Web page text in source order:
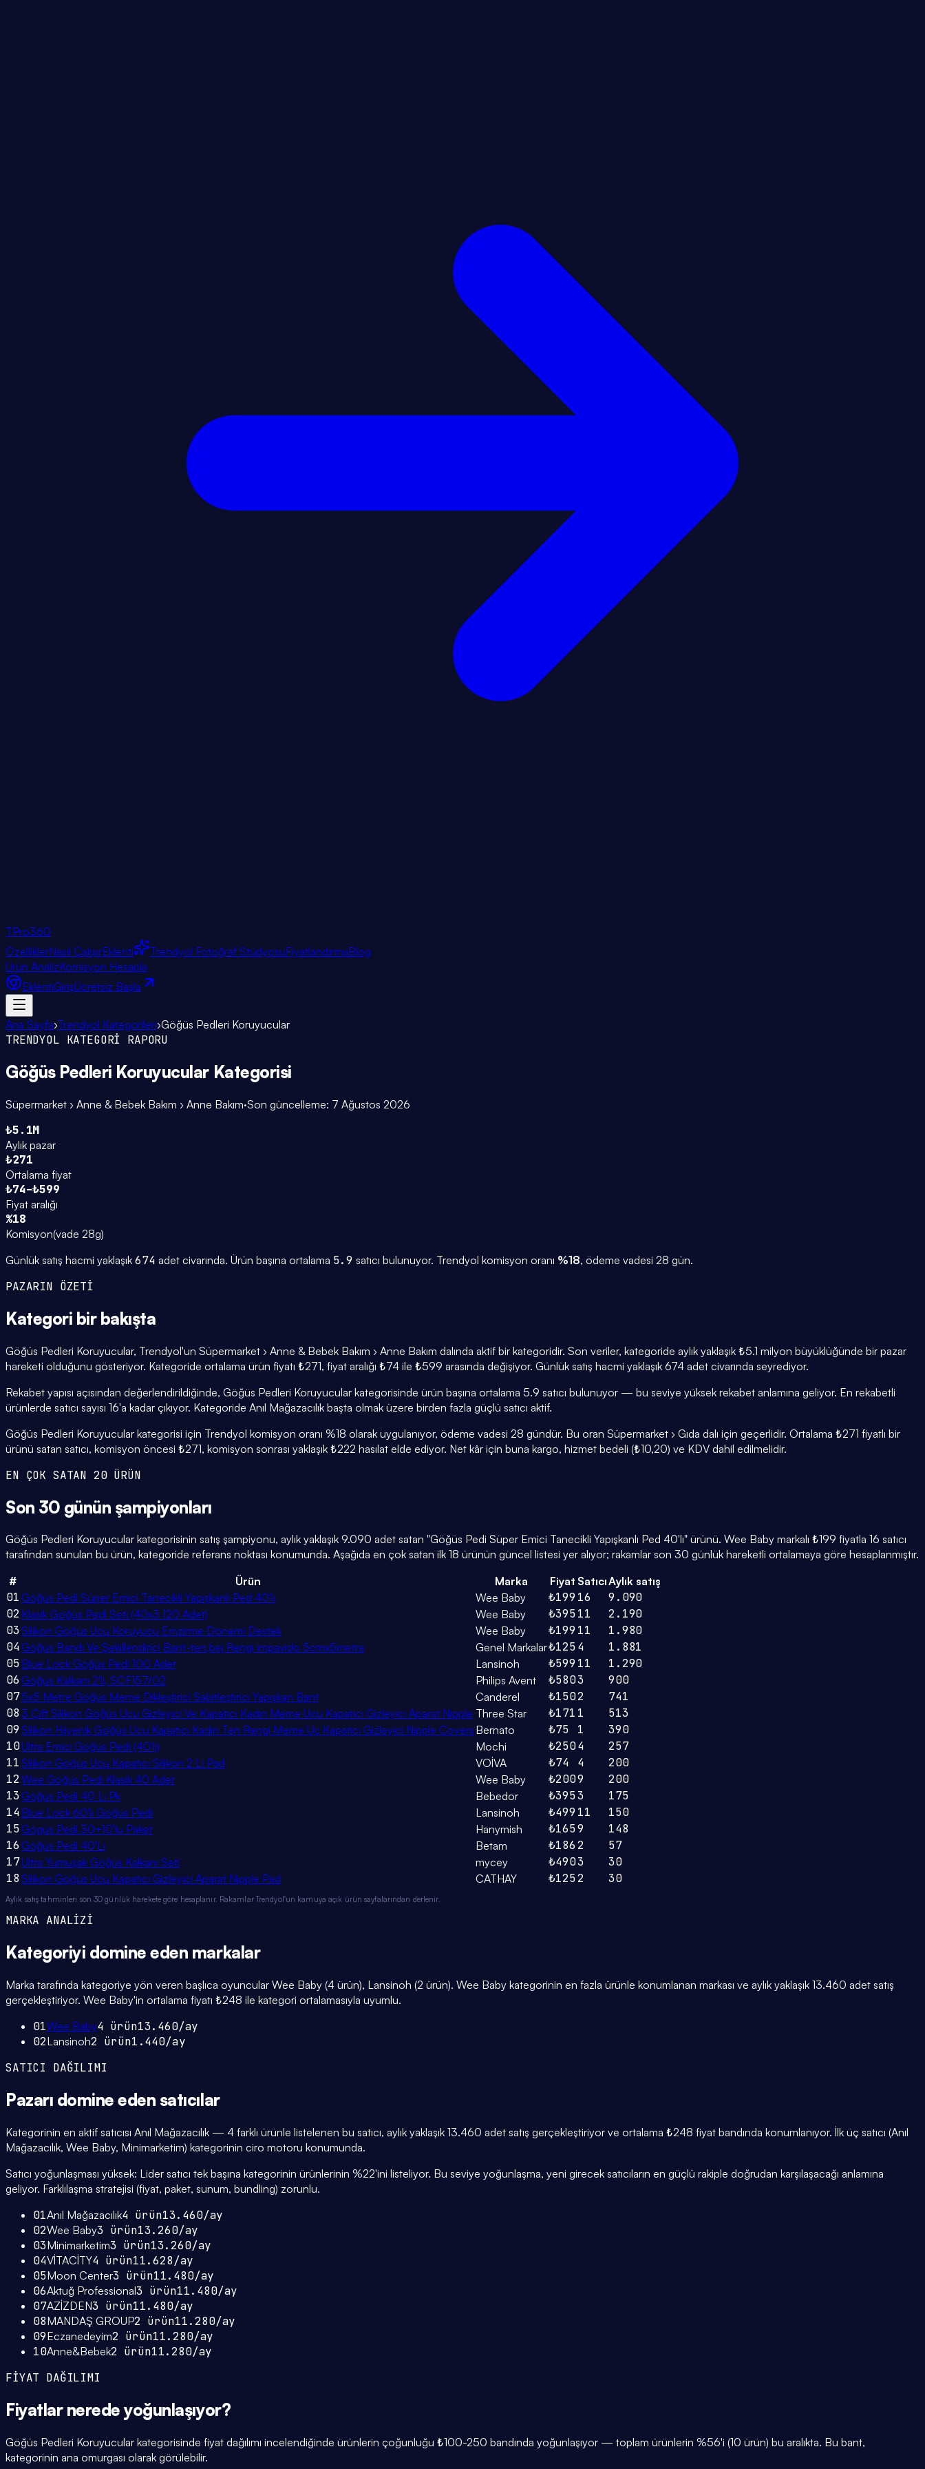
TPro360
ÖzelliklerNasıl ÇalışırEklenti Trendyol Fotoğraf StüdyosuFiyatlandırmaBlog
Ürün AnalizKomisyon Hesapla
EklentiGirişÜcretsiz Başla
Ana Sayfa›Trendyol Kategorileri›Göğüs Pedleri Koruyucular
TRENDYOL KATEGORİ RAPORU
Göğüs Pedleri Koruyucular Kategorisi
Süpermarket › Anne & Bebek Bakım › Anne Bakım·Son güncelleme: 7 Ağustos 2026
₺5.1M
Aylık pazar
₺271
Ortalama fiyat
₺74–₺599
Fiyat aralığı
%18
Komisyon(vade 28g)
Günlük satış hacmi yaklaşık 674 adet civarında. Ürün başına ortalama 5.9 satıcı bulunuyor. Trendyol komisyon oranı %18, ödeme vadesi 28 gün.
PAZARIN ÖZETİ
Kategori bir bakışta
Göğüs Pedleri Koruyucular, Trendyol'un Süpermarket › Anne & Bebek Bakım › Anne Bakım dalında aktif bir kategoridir. Son veriler, kategoride aylık yaklaşık ₺5.1 milyon büyüklüğünde bir pazar
hareketi olduğunu gösteriyor. Kategoride ortalama ürün fiyatı ₺271, fiyat aralığı ₺74 ile ₺599 arasında değişiyor. Günlük satış hacmi yaklaşık 674 adet civarında seyrediyor.
Rekabet yapısı açısından değerlendirildiğinde, Göğüs Pedleri Koruyucular kategorisinde ürün başına ortalama 5.9 satıcı bulunuyor — bu seviye yüksek rekabet anlamına geliyor. En rekabetli
ürünlerde satıcı sayısı 16'a kadar çıkıyor. Kategoride Anıl Mağazacılık başta olmak üzere birden fazla güçlü satıcı aktif.
Göğüs Pedleri Koruyucular kategorisi için Trendyol komisyon oranı %18 olarak uygulanıyor, ödeme vadesi 28 gündür. Bu oran Süpermarket › Gıda dalı için geçerlidir. Ortalama ₺271 fiyatlı bir
ürünü satan satıcı, komisyon öncesi ₺271, komisyon sonrası yaklaşık ₺222 hasılat elde ediyor. Net kâr için buna kargo, hizmet bedeli (₺10,20) ve KDV dahil edilmelidir.
EN ÇOK SATAN 20 ÜRÜN
Son 30 günün şampiyonları
Göğüs Pedleri Koruyucular kategorisinin satış şampiyonu, aylık yaklaşık 9.090 adet satan "Göğüs Pedi Süper Emici Tanecikli Yapışkanlı Ped 40'lı" ürünü. Wee Baby markalı ₺199 fiyatla 16 satıcı
tarafından sunulan bu ürün, kategoride referans noktası konumunda. Aşağıda en çok satan ilk 18 ürünün güncel listesi yer alıyor; rakamlar son 30 günlük hareketli ortalamaya göre hesaplanmıştır.
#
Ürün Marka Fiyat SatıcıAylık satış
01 Göğüs Pedi Süper Emici Tanecikli Yapışkanlı Ped 40'lı Wee Baby ₺199 16
9.090
02 Klasik Göğüs Pedi Seti (40x3 120 Adet) Wee Baby ₺39511
2.190
03Silikon Göğüs Ucu Koruyucu Emzirme Dönemi Destek Wee Baby ₺199 11
1.980
04 Göğüs Bandı Ve Şekillendirici Bant-ten,bej Rengi impavido 5cmx5metre Genel Markalar₺1254
1.881
05 Blue Lock Göğüs Pedi 100 Adet Lansinoh ₺599 11
1.290
06 Göğüs Kalkanı 2'li, SCF157/02 Philips Avent ₺5803
900
075x5 Metre Göğüs Meme Dikleştirici Sabitleştirici Yapışkan Bant Canderel ₺1502
741
08 3 Çift Silikon Göğüs Ucu Gizleyici Ve Kapatıcı Kadın Meme Ucu Kapatıcı Gizleyici Aparat Nipple Three Star ₺171 1
513
09 Silikon Hijyenik Göğüs Ucu Kapatıcı Kadın Ten Rengi Meme Uç Kapatıcı Gizleyici Nipple Covers Bernato ₺75 1
390
10Ultra Emici Göğüs Pedi (40'lı) Mochi ₺2504
257
11 Silikon Göğüs Ucu Kapatıcı Silikon 2 Li Pad VOİVA ₺74 4
200
12 Wee Göğüs Pedi Klasik 40 Adet Wee Baby ₺2009
200
13 Göğüs Pedi 40 Lı Pk Bebedor ₺3953
175
14 Blue Lock 60'lı Göğüs Pedi Lansinoh ₺499 11
150
15 Gögüs Pedi 30+10'lu Paket Hanymish ₺1659
148
16 Göğüs Pedi 40'Lı Betam ₺1862
57
17Ultra Yumuşak Göğüs Kalkanı Seti mycey ₺4903
30
18 Silikon Göğüs Ucu Kapatıcı Gizleyici Aparat Nipple Pad CATHAY ₺1252 30
Aylık satış tahminleri son 30 günlük harekete göre hesaplanır. Rakamlar Trendyol'un kamuya açık ürün sayfalarından derlenir.
MARKA ANALİZİ
Kategoriyi domine eden markalar
Marka tarafında kategoriye yön veren başlıca oyuncular Wee Baby (4 ürün), Lansinoh (2 ürün). Wee Baby kategorinin en fazla ürünle konumlanan markası ve aylık yaklaşık 13.460 adet satış
gerçekleştiriyor. Wee Baby'in ortalama fiyatı ₺248 ile kategori ortalamasıyla uyumlu.
01Wee Baby4 ürün13.460/ay
02Lansinoh2 ürün1.440/ay
SATICI DAĞILIMI
Pazarı domine eden satıcılar
Kategorinin en aktif satıcısı Anıl Mağazacılık — 4 farklı ürünle listelenen bu satıcı, aylık yaklaşık 13.460 adet satış gerçekleştiriyor ve ortalama ₺248 fiyat bandında konumlanıyor. İlk üç satıcı (Anıl
Mağazacılık, Wee Baby, Minimarketim) kategorinin ciro motoru konumunda.
Satıcı yoğunlaşması yüksek: Lider satıcı tek başına kategorinin ürünlerinin %22'ini listeliyor. Bu seviye yoğunlaşma, yeni girecek satıcıların en güçlü rakiple doğrudan karşılaşacağı anlamına
geliyor. Farklılaşma stratejisi (fiyat, paket, sunum, bundling) zorunlu.
01Anıl Mağazacılık4 ürün13.460/ay
02Wee Baby3 ürün13.260/ay
03Minimarketim3 ürün13.260/ay
04VİTACİTY4 ürün11.628/ay
05Moon Center3 ürün11.480/ay
06Aktuğ Professional3 ürün11.480/ay
07AZİZDEN3 ürün11.480/ay
08MANDAŞ GROUP2 ürün11.280/ay
09Eczanedeyim2 ürün11.280/ay
10Anne&Bebek2 ürün11.280/ay
FİYAT DAĞILIMI
Fiyatlar nerede yoğunlaşıyor?
Göğüs Pedleri Koruyucular kategorisinde fiyat dağılımı incelendiğinde ürünlerin çoğunluğu ₺100-250 bandında yoğunlaşıyor — toplam ürünlerin %56'i (10 ürün) bu aralıkta. Bu bant,
kategorinin ana omurgası olarak görülebilir.